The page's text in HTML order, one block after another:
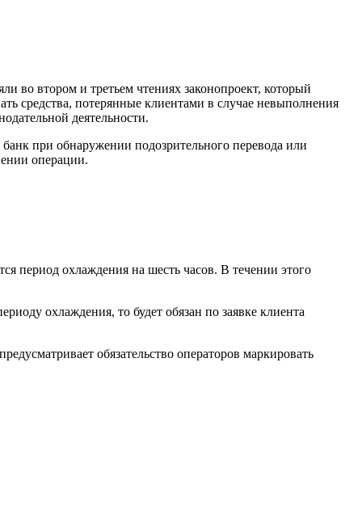
во втором и третьем чтениях законопроект, который
средства, потерянные клиентами в случае невыполнения
деятельности.
при обнаружении подозрительного перевода или
операции.
период охлаждения на шесть часов. В течении этого
охлаждения, то будет обязан по заявке клиента
обязательство операторов маркировать